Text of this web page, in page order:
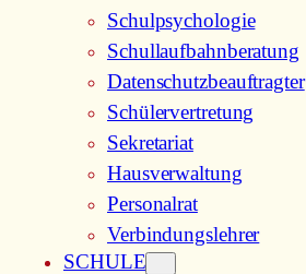
Schulpsychologie
Schullaufbahnberatung
Datenschutzbeauftragter
Schülervertretung
Sekretariat
Hausverwaltung
Personalrat
Verbindungslehrer
SCHULE